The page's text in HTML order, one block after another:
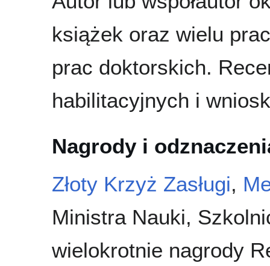
książek oraz wielu
prac doktorskich.
habilitacyjnych i
Nagrody i
Złoty Krzyż Zasługi,
Ministra Nauki,
wielokrotnie nagrody